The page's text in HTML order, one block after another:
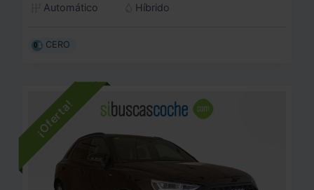
Automático
Híbrido
CERO